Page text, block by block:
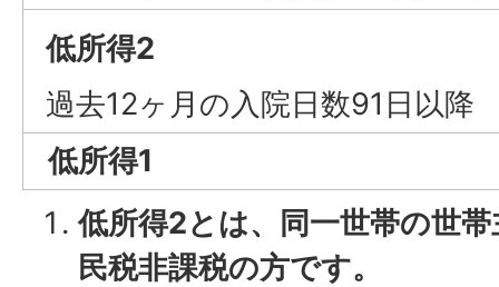
低所得2
過去12ヶ月の入院日数91日以降
低所得1
低所得2とは、同一世帯の世
民税非課税の方です。